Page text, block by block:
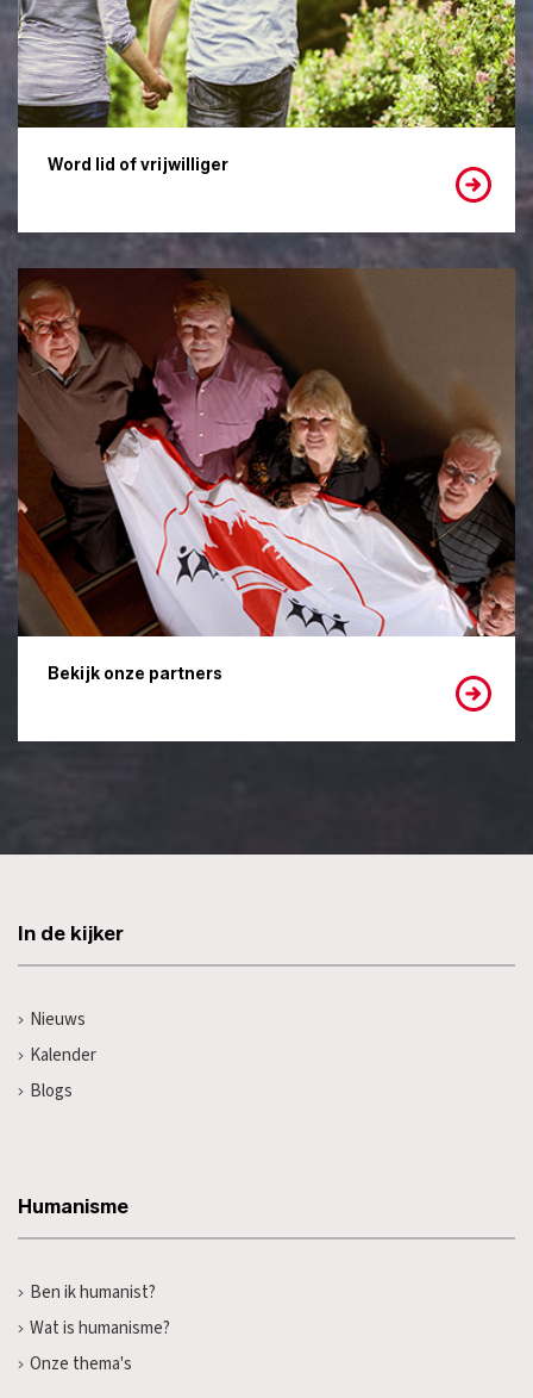
Word lid of vrijwilliger
Bekijk onze partners
In de kijker
Nieuws
Kalender
Blogs
Humanisme
Ben ik humanist?
Wat is humanisme?
Onze thema's